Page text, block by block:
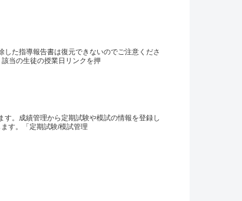
た指導報告書は復元できないのでご注意くださ
当の生徒の授業日リンクを押
。成績管理から定期試験や模試の情報を登録し
す。「定期試験/模試管理